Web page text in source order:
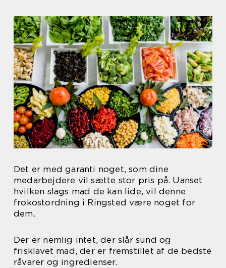
Det er med garanti noget, som dine
medarbejdere vil sætte stor pris på. Uanset
hvilken slags mad de kan lide, vil denne
frokostordning i Ringsted være noget for
dem.
Der er nemlig intet, der slår sund og
frisklavet mad, der er fremstillet af de bedste
råvarer og ingredienser.